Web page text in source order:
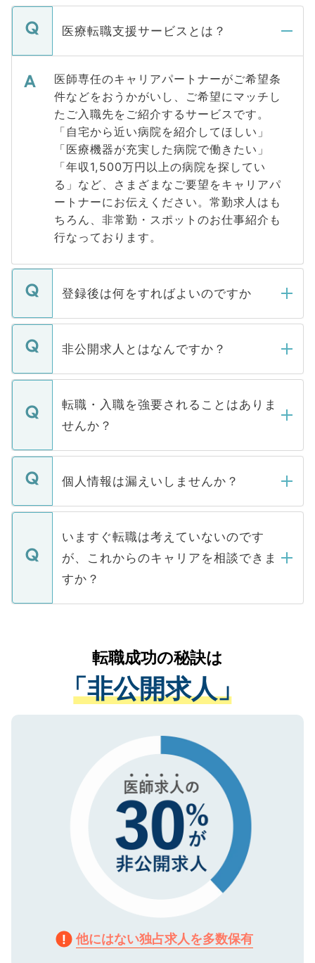
医療転職支援サービスとは？
医師専任のキャリアパートナーがご希望条
件などをおうかがいし、ご希望にマッチし
たご入職先をご紹介するサービスです。
「自宅から近い病院を紹介してほしい」
「医療機器が充実した病院で働きたい」
「年収1,500万円以上の病院を探してい
る」など、さまざまなご要望をキャリアパ
ートナーにお伝えください。常勤求人はも
ちろん、非常勤・スポットのお仕事紹介も
行なっております。
登録後は何をすればよいのですか
ご登録いただきましたら、弊社担当者がご
登録内容を確認し、その後メールもしくは
ます。通常、5営業日以内にはご連絡をせて
いただきますので、しばらくお待ちくださ
い。
非公開求人とはなんですか？
マイナビDOCTORで取り扱っている求人の
うち約3割は、Webサイトからご覧いただ
けない「非公開求人」です。非公開求人は
下記の理由によって、一般には公開してい
ません。
■応募殺到を避けるため 人気のある医療機
関を公にしてしまうと、応募が殺到する場
に、医療機関が求める条件に合った人材の
みを人材紹介会社に依頼するケースが増え
ています。
転職・入職を強要されることはありま
せんか？
転職・入職を強要することは一切ありませ
ん。また、仮に応募先から内定をいただい
定を承諾する必要はありません。内定先へ
の辞退の連絡はキャリアパートナーが行い
ますので、ご安心ください。
個人情報は漏えいしませんか？
個人情報が漏えいすることはありませんの
で、ご安心ください。当サイトからの登録
などで収集したご登録者様の個人情報は、
ご本人のキャリアアップおよび転職活動の
支援を目的に使用いたします。お預かりし
ているすべての個人データはご本人の許可
は、個人情報の取り扱いについての厳密な
管理基準を満たした事業者のみに付与され
る、プライバシーマークを取得済みです。
ご登録いただいた個人情報は、SSL（デー
で、機密保持に関してもご安心ください。
いますぐ転職は考えていないのです
が、これからのキャリアを相談できま
すか？
かがいして、現在の医療機関の状況や紹介
経験をまじえながら、適切なアドバイスを
させていただきます。すぐにご転職をされ
ない方には、長期的なサポートが可能です
ので、まずはご登録ください。
転職成功の秘訣は
「非公開求人」
他にはない独占求人を多数保有